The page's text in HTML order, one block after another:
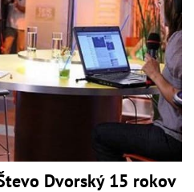
Dvorský 15 rokov